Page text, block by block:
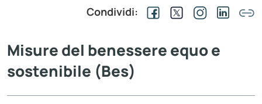
Condividi:
Misure del benessere equo e
sostenibile (Bes)